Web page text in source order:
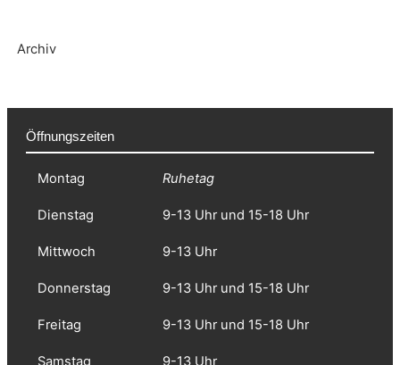
Archiv
Öffnungszeiten
Montag Ruhetag
Dienstag 9-13 Uhr und 15-18 Uhr
Mittwoch 9-13 Uhr
Donnerstag 9-13 Uhr und 15-18 Uhr
Freitag 9-13 Uhr und 15-18 Uhr
Samstag 9-13 Uhr